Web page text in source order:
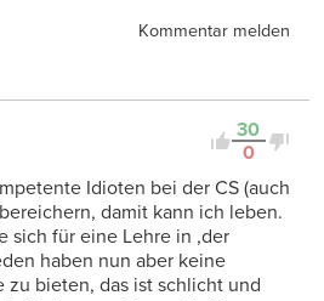
Kommentar melden
30
0
Idioten bei der CS (auch
damit kann ich leben.
sich für eine Lehre in ,der
haben nun aber keine
zu bieten, das ist schlicht und